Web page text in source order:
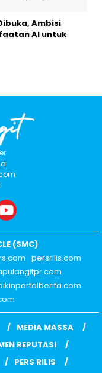
Ambisi
AI untuk
(SMC)
persrilis.com
MEDIA MASSA
REPUTASI
PERS RILIS